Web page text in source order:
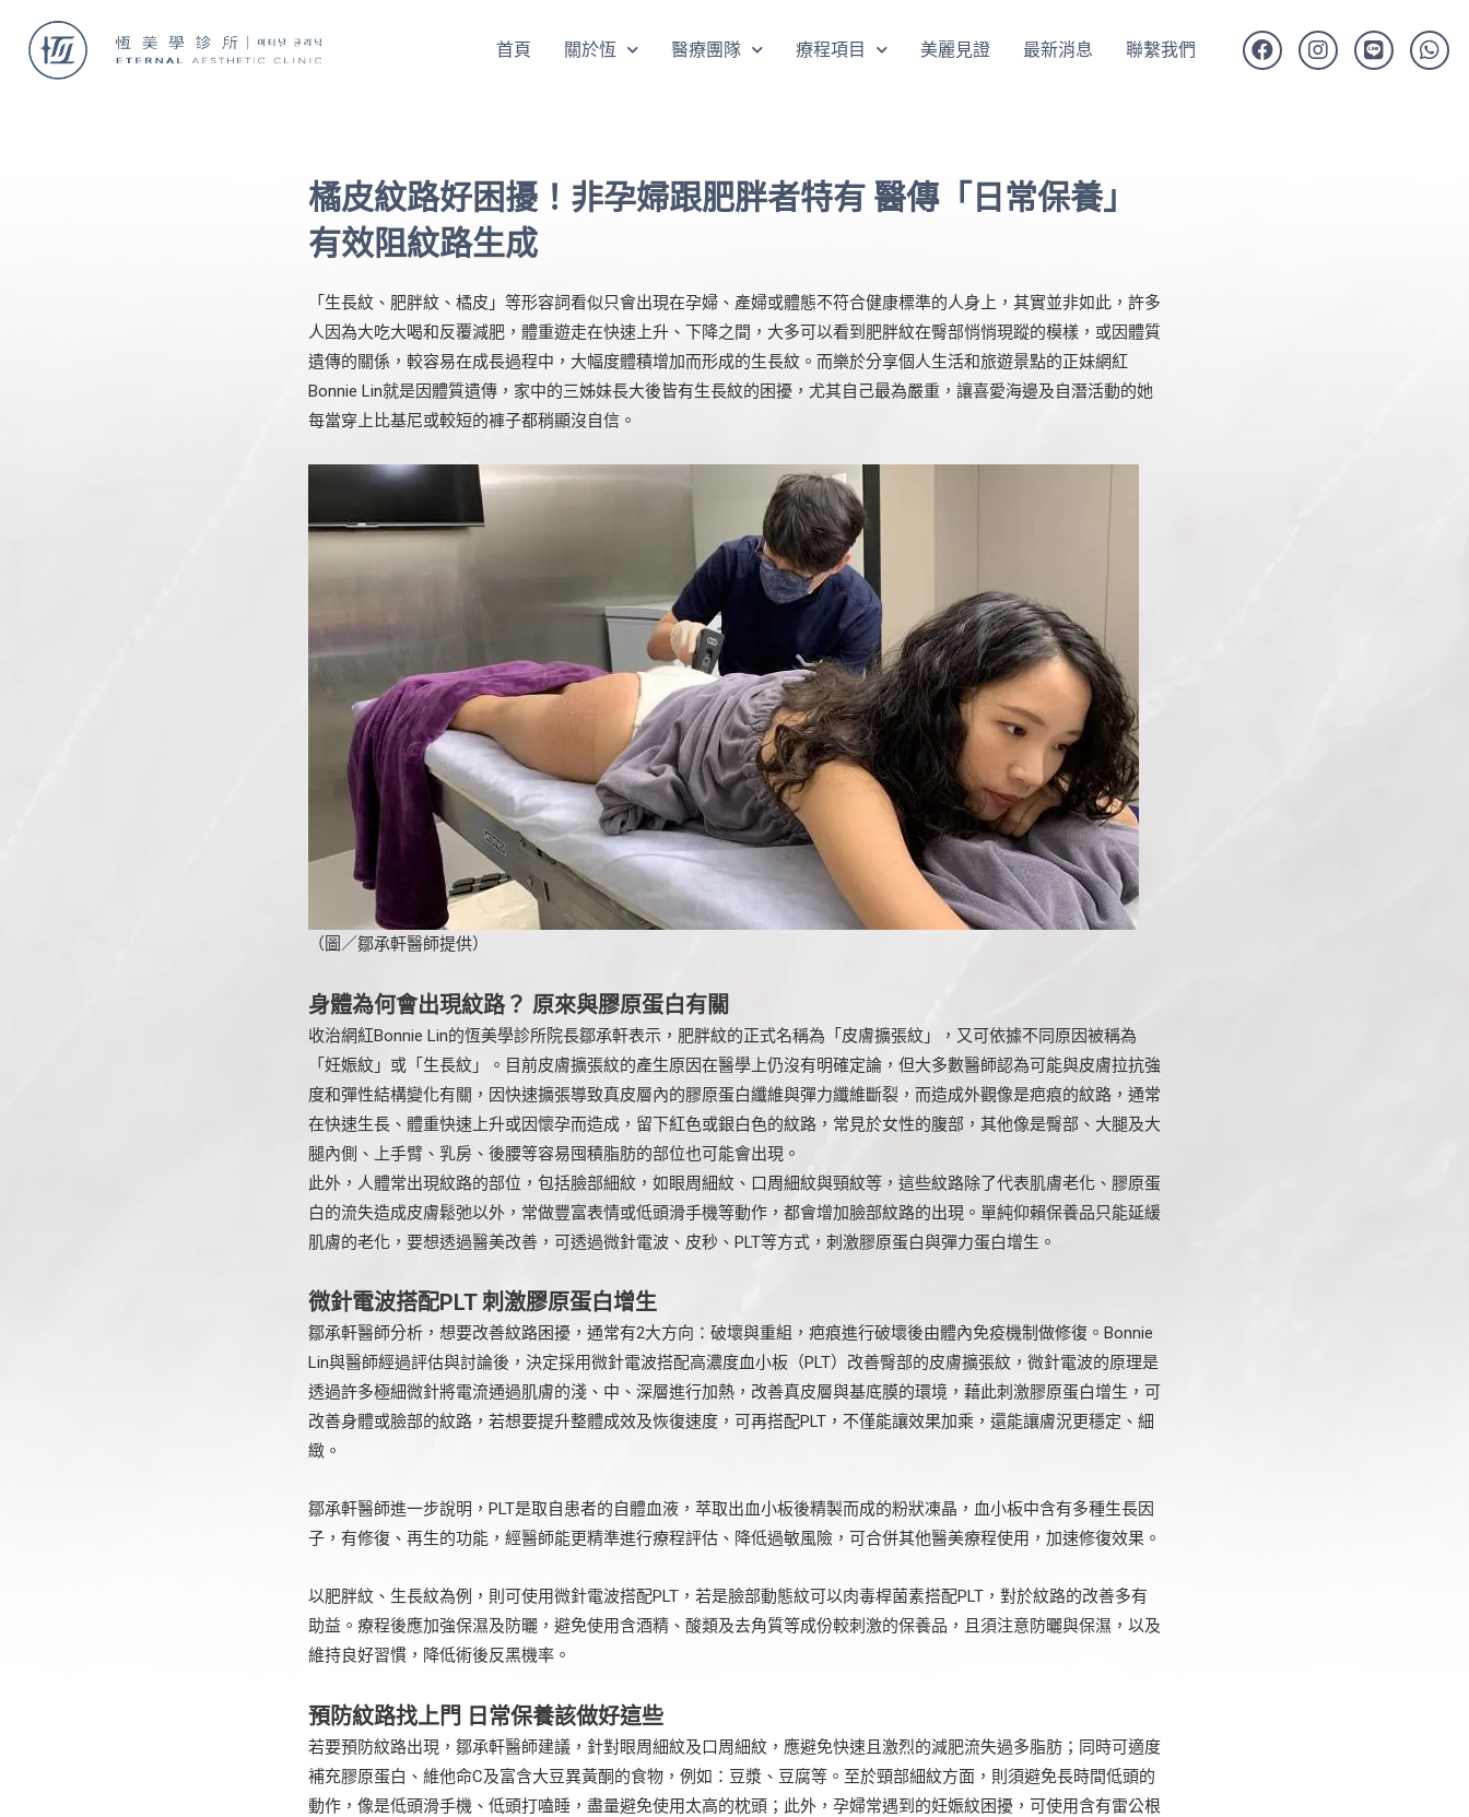
首頁 關於恆 醫療團隊 療程項目 美麗見證 最新消息 聯繫我們
橘皮紋路好困擾！非孕婦跟肥胖者特有 醫傳「日常保養」
有效阻紋路生成
「生長紋、肥胖紋、橘皮」等形容詞看似只會出現在孕婦、產婦或體態不符合健康標準的人身上，其實並非如此，許多
人因為大吃大喝和反覆減肥，體重遊走在快速上升、下降之間，大多可以看到肥胖紋在臀部悄悄現蹤的模樣，或因體質
遺傳的關係，較容易在成長過程中，大幅度體積增加而形成的生長紋。而樂於分享個人生活和旅遊景點的正妹網紅
Bonnie Lin就是因體質遺傳，家中的三姊妹長大後皆有生長紋的困擾，尤其自己最為嚴重，讓喜愛海邊及自潛活動的她
每當穿上比基尼或較短的褲子都稍顯沒自信。
（圖／鄒承軒醫師提供）
身體為何會出現紋路？ 原來與膠原蛋白有關
收治網紅Bonnie Lin的恆美學診所院長鄒承軒表示，肥胖紋的正式名稱為「皮膚擴張紋」，又可依據不同原因被稱為
「妊娠紋」或「生長紋」。目前皮膚擴張紋的產生原因在醫學上仍沒有明確定論，但大多數醫師認為可能與皮膚拉抗強
度和彈性結構變化有關，因快速擴張導致真皮層內的膠原蛋白纖維與彈力纖維斷裂，而造成外觀像是疤痕的紋路，通常
在快速生長、體重快速上升或因懷孕而造成，留下紅色或銀白色的紋路，常見於女性的腹部，其他像是臀部、大腿及大
腿內側、上手臂、乳房、後腰等容易囤積脂肪的部位也可能會出現。
此外，人體常出現紋路的部位，包括臉部細紋，如眼周細紋、口周細紋與頸紋等，這些紋路除了代表肌膚老化、膠原蛋
白的流失造成皮膚鬆弛以外，常做豐富表情或低頭滑手機等動作，都會增加臉部紋路的出現。單純仰賴保養品只能延緩
肌膚的老化，要想透過醫美改善，可透過微針電波、皮秒、PLT等方式，刺激膠原蛋白與彈力蛋白增生。
微針電波搭配PLT 刺激膠原蛋白增生
鄒承軒醫師分析，想要改善紋路困擾，通常有2大方向：破壞與重組，疤痕進行破壞後由體內免疫機制做修復。Bonnie
Lin與醫師經過評估與討論後，決定採用微針電波搭配高濃度血小板（PLT）改善臀部的皮膚擴張紋，微針電波的原理是
透過許多極細微針將電流通過肌膚的淺、中、深層進行加熱，改善真皮層與基底膜的環境，藉此刺激膠原蛋白增生，可
改善身體或臉部的紋路，若想要提升整體成效及恢復速度，可再搭配PLT，不僅能讓效果加乘，還能讓膚況更穩定、細
緻。
鄒承軒醫師進一步說明，PLT是取自患者的自體血液，萃取出血小板後精製而成的粉狀凍晶，血小板中含有多種生長因
子，有修復、再生的功能，經醫師能更精準進行療程評估、降低過敏風險，可合併其他醫美療程使用，加速修復效果。
以肥胖紋、生長紋為例，則可使用微針電波搭配PLT，若是臉部動態紋可以肉毒桿菌素搭配PLT，對於紋路的改善多有
助益。療程後應加強保濕及防曬，避免使用含酒精、酸類及去角質等成份較刺激的保養品，且須注意防曬與保濕，以及
維持良好習慣，降低術後反黑機率。
預防紋路找上門 日常保養該做好這些
若要預防紋路出現，鄒承軒醫師建議，針對眼周細紋及口周細紋，應避免快速且激烈的減肥流失過多脂肪；同時可適度
補充膠原蛋白、維他命C及富含大豆異黃酮的食物，例如：豆漿、豆腐等。至於頸部細紋方面，則須避免長時間低頭的
動作，像是低頭滑手機、低頭打嗑睡，盡量避免使用太高的枕頭；此外，孕婦常遇到的妊娠紋困擾，可使用含有雷公根